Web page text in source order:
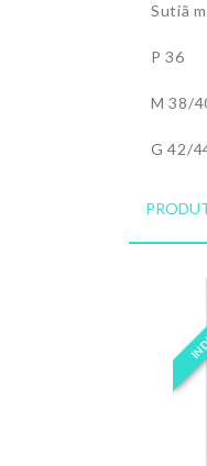
Sutiã
P 36
M 38/
G 42/